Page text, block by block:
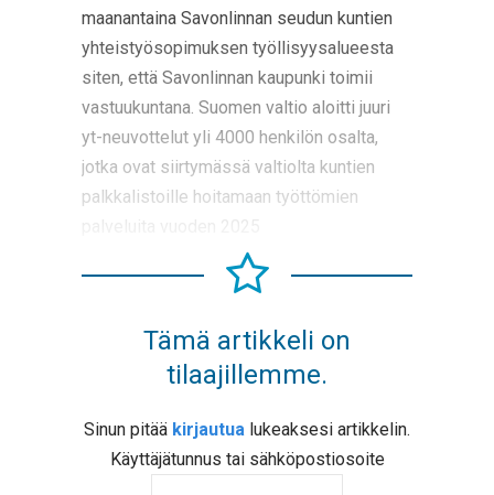
maanantaina Savonlinnan seudun kuntien
yhteistyösopimuksen työllisyysalueesta
siten, että Savonlinnan kaupunki toimii
vastuukuntana. Suomen valtio aloitti juuri
yt-neuvottelut yli 4000 henkilön osalta,
jotka ovat siirtymässä valtiolta kuntien
palkkalistoille hoitamaan työttömien
Tämä artikkeli on
tilaajillemme.
Sinun pitää kirjautua lukeaksesi artikkelin.
Käyttäjätunnus tai sähköpostiosoite